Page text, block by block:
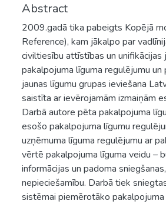
Abstract
2009.gadā tika pabeigts Kopējā
Reference), kam jākalpo par
civiltiesību attīstības un unifikācijas
pakalpojuma līguma regulējumu
jaunas līgumu grupas ieviešana
saistīta ar ievērojamām izmaiņām
Darbā autore pēta pakalpojuma
esošo pakalpojuma līgumu
uzņēmuma līguma regulējumu ar
vērtē pakalpojuma līguma veidu –
informācijas un padoma
nepieciešamību. Darbā tiek
sistēmai piemērotāko